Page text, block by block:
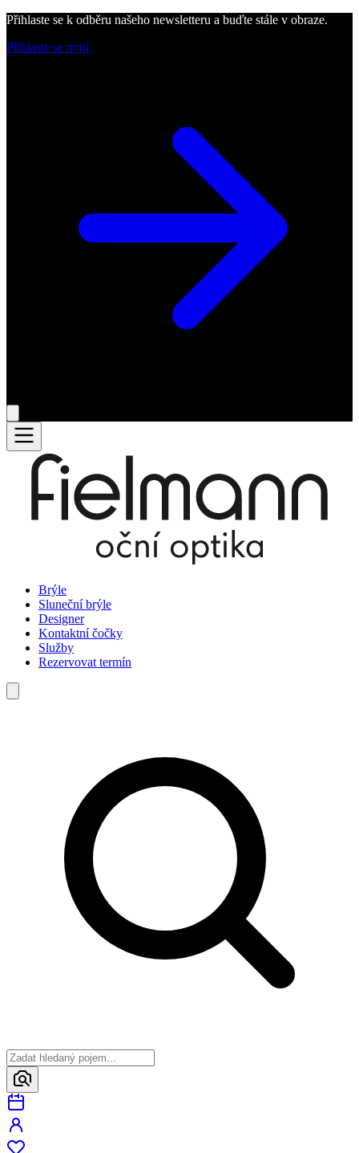
Přihlaste se k odběru našeho newsletteru a buďte stále v obraze.
Přihlaste se nyní
Brýle
Sluneční brýle
Designer
Kontaktní čočky
Služby
Rezervovat termín